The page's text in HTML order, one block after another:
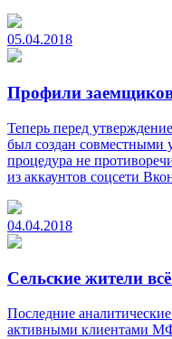
05.04.2018
Профили
Теперь перед
был создан совместными
процедура не
из аккаунтов соцсети
04.04.2018
Сельские жители
Последние
активными клиентами